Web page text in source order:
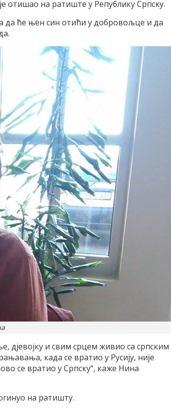
отишао на ратиште у Републику Српску.
да ће њен син отићи у добровољце и да
дјевојку и свим срцем живио са српским
када се вратио у Русију, није
се вратио у Српску“, каже Нина
на ратишту.